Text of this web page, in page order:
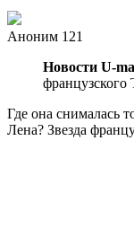
Аноним 121
Новости U-
французского
Где она снималась
Лена? Звезда